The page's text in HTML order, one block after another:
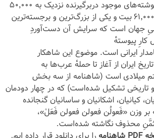
بر حسب دست نوشته‌های موجود دربرگیرنده نزدیک به ۵۰٬۰۰۰
بیت تا نزدیک به ۶۱٬۰۰۰ بیت و یکی از بزرگ‌ترین و برجسته‌ترین
جهان است که سرایش آن دست‌آوردِ
پیوستهٔ
ایرانی است. موضوع این شاهکار
ایران از آغاز تا حملهٔ عرب‌ها به
میلادی است (شاهنامه از سه بخش
و تاریخی تشکیل شده‌است) که در چهار دودمان
کیانیان، اشکانیان و ساسانیان گنجانده
وزن «فَعولُن فعولن فعولن فَعَلْ»،
محذوف نگاشته شده‌است.